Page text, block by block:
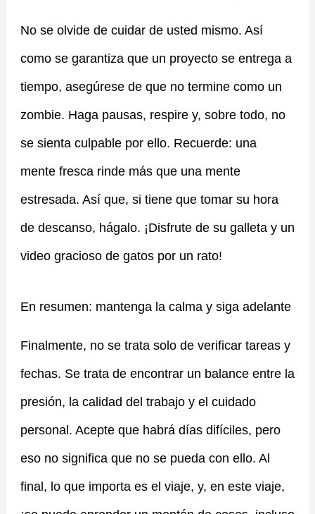
No se olvide de cuidar de usted mismo. Así
como se garantiza que un proyecto se entrega a
tiempo, asegúrese de que no termine como un
zombie. Haga pausas, respire y, sobre todo, no
se sienta culpable por ello. Recuerde: una
mente fresca rinde más que una mente
estresada. Así que, si tiene que tomar su hora
de descanso, hágalo. ¡Disfrute de su galleta y un
video gracioso de gatos por un rato!
En resumen: mantenga la calma y siga adelante
Finalmente, no se trata solo de verificar tareas y
fechas. Se trata de encontrar un balance entre la
presión, la calidad del trabajo y el cuidado
personal. Acepte que habrá días difíciles, pero
eso no significa que no se pueda con ello. Al
final, lo que importa es el viaje, y, en este viaje,